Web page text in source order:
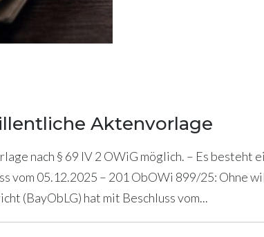
Aktenvorlage
nach § 69 IV 2 OWiG möglich. – Es besteht
vom 05.12.2025 – 201 ObOWi 899/25: Ohne
(BayObLG) hat mit Beschluss vom...